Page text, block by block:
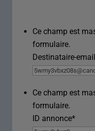
Ce champ est
formulaire.
Destinataire-email
Ce champ est
formulaire.
ID annonce*